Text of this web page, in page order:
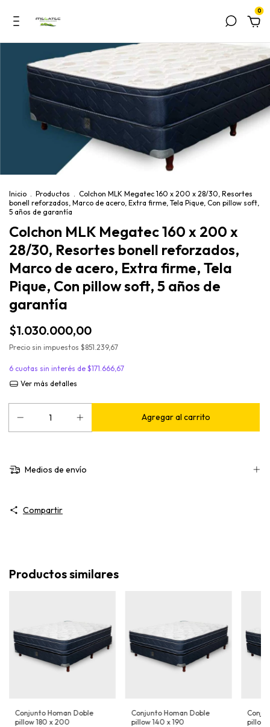
0
Inicio . Productos . Colchon MLK Megatec 160 x 200 x 28/30, Resortes
bonell reforzados, Marco de acero, Extra firme, Tela Pique, Con pillow soft,
5 años de garantía
Colchon MLK Megatec 160 x 200 x
28/30, Resortes bonell reforzados,
Marco de acero, Extra firme, Tela
Pique, Con pillow soft, 5 años de
garantía
$1.030.000,00
Precio sin impuestos $851.239,67
6 cuotas sin interés de $171.666,67
Ver más detalles
Medios de envío
Compartir
Productos similares
Conjunto Homan Doble
pillow 180 x 200
Conjunto Homan Doble
pillow 140 x 190
pillow